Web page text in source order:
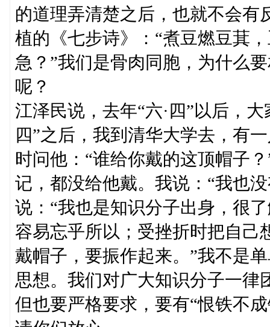
的道理弄清楚之后，也就不会有
植的《七步诗》：“煮豆燃豆萁
急？”我们是骨肉同胞，为什么
呢？
江泽民说，去年“六·四”以后，
四”之后，我到清华大学去，有
时问他：“谁给你戴的这顶帽子
记，都没给他戴。我说：“我也
说：“我也是知识分子出身，很
容易忘乎所以；受挫折时把自己
戴帽子，要振作起来。”我不是
思想。我们对广大知识分子一律
但也要严格要求，要有“恨铁不